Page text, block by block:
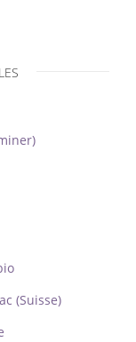
(Suisse)